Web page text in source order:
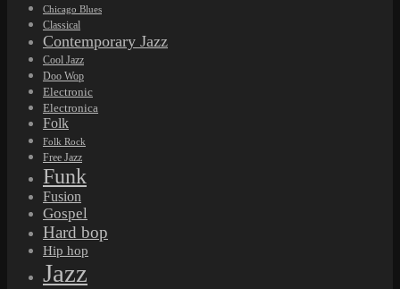
Chicago Blues
Classical
Contemporary Jazz
Cool Jazz
Doo Wop
Electronic
Electronica
Folk
Folk Rock
Free Jazz
Funk
Fusion
Gospel
Hard bop
Hip hop
Jazz